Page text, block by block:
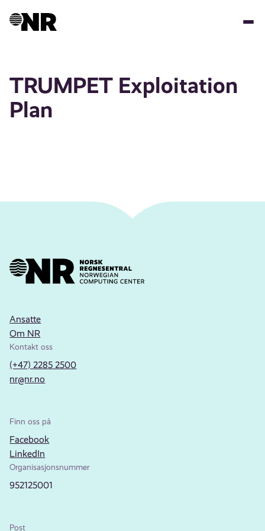
TRUMPET Exploitation
Plan
Ansatte
Om NR
Kontakt oss
(+47) 2285 2500
nr@nr.no
Finn oss på
Facebook
LinkedIn
Organisasjonsnummer
952125001
Post